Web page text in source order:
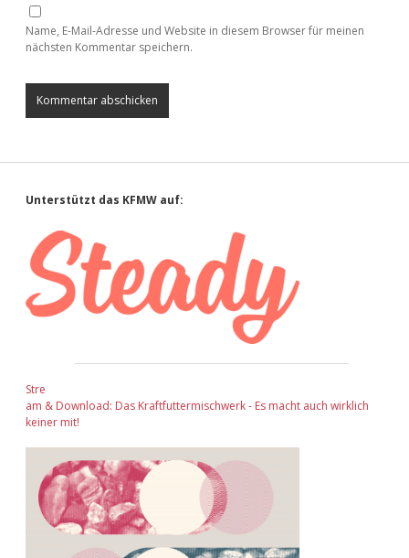
Name, E-Mail-Adresse und Website in diesem Browser für meinen
nächsten Kommentar speichern.
Sidebar
Unterstützt das KFMW auf:
Stre
am & Download: Das Kraftfuttermischwerk - Es macht auch wirklich
keiner mit!